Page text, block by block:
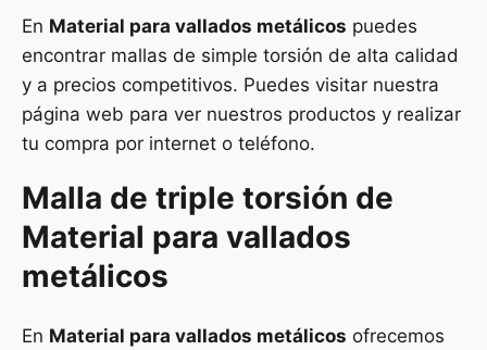
En Material para vallados metálicos puedes
encontrar mallas de simple torsión de alta calidad
y a precios competitivos. Puedes visitar nuestra
página web para ver nuestros productos y realizar
tu compra por internet o teléfono.
Malla de triple torsión de
Material para vallados
metálicos
En Material para vallados metálicos ofrecemos